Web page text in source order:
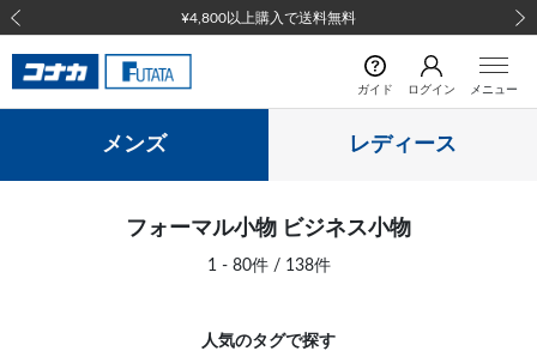
前の画像
ガイド ログイン メニュー
メンズ レディース
フォーマル小物 ビジネス小物
1 - 80件 / 138件
人気のタグで探す